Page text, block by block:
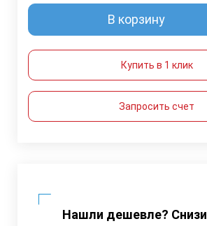
В корзину
Купить в 1 клик
Запросить счет
Нашли дешевле?